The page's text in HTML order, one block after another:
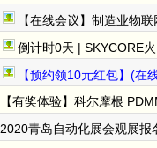
【在线会议】制造业物
倒计时0天 | SKYCORE火山湖超级工厂全
【预约领10元红包】(在线直播)福
【有奖体验】科尔摩根
2020青岛自动化展会观展报名